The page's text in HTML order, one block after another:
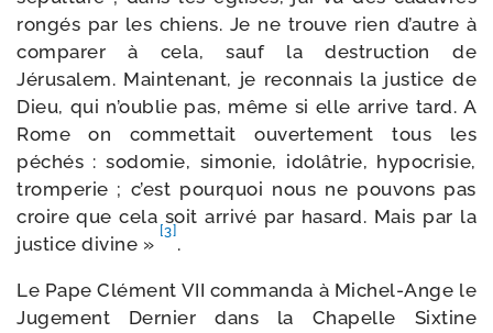
ron­gés par les chiens. Je ne trouve rien d’autre à
com­pa­rer à cela, sauf la des­truc­tion de
Jérusalem. Maintenant, je recon­nais la jus­tice de
Dieu, qui n’ou­blie pas, même si elle arrive tard. A
Rome on com­met­tait ouver­te­ment tous les
péchés : sodo­mie, simo­nie, ido­lâ­trie, hypo­cri­sie,
trom­pe­rie ; c’est pour­quoi nous ne pou­vons pas
croire que cela soit arri­vé par hasard. Mais par la
jus­tice divine »
[3]
.
Le Pape Clément VII com­man­da à Michel-​Ange le
Jugement Dernier dans la Chapelle Sixtine